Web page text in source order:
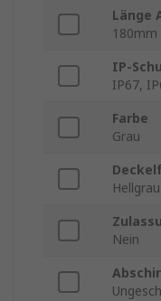
Länge
180mm
IP-
IP67,
Farbe
Grau
Hellgrau
Nein